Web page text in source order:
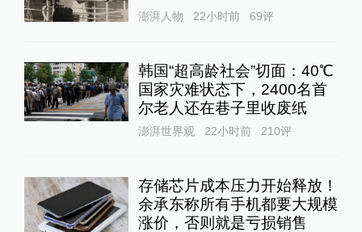
澎湃人物 22小时前 69评
韩国“超高龄社会”切面：40℃
国家灾难状态下，2400名首
尔老人还在巷子里收废纸
澎湃世界观 22小时前 210评
存储芯片成本压力开始释放！
余承东称所有手机都要大规模
涨价，否则就是亏损销售